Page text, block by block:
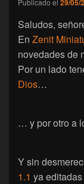
29/05/
Saludos,
En Zenit
novedades de
Por un lado
Dios…
… y por otro a
Y sin
1.1 ya